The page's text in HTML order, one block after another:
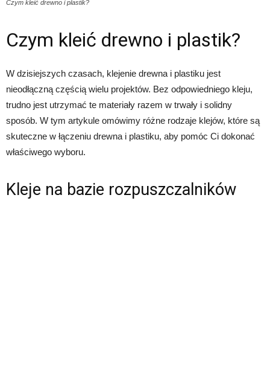
Czym kleić drewno i plastik?
Czym kleić drewno i plastik?
W dzisiejszych czasach, klejenie drewna i plastiku jest
nieodłączną częścią wielu projektów. Bez odpowiedniego kleju,
trudno jest utrzymać te materiały razem w trwały i solidny
sposób. W tym artykule omówimy różne rodzaje klejów, które są
skuteczne w łączeniu drewna i plastiku, aby pomóc Ci dokonać
właściwego wyboru.
Kleje na bazie rozpuszczalników